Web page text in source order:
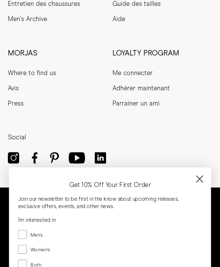
Entretien des chaussures
Men's Archive
Guide des tailles
Aide
MORJAS
Where to find us
Avis
Press
LOYALTY PROGRAM
Me connecter
Adhérer maintenant
Parrainer un ami
Social
Get 10% Off Your First Order
Join our newsletter to be first in the know about upcoming releases,
exclusive offers, events, and other news.
I'm interested in
Menswear
Men's
Women's
Women's
Both
Both